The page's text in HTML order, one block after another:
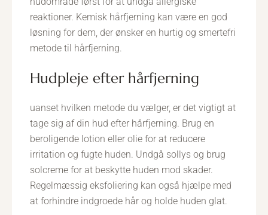
reaktioner. Kemisk hårfjerning kan være en god
løsning for dem, der ønsker en hurtig og smertefri
metode til hårfjerning.
hudpleje efter hårfjerning
uanset hvilken metode du vælger, er det vigtigt at
tage sig af din hud efter hårfjerning. Brug en
beroligende lotion eller olie for at reducere
irritation og fugte huden. Undgå sollys og brug
solcreme for at beskytte huden mod skader.
Regelmæssig eksfoliering kan også hjælpe med
at forhindre indgroede hår og holde huden glat.